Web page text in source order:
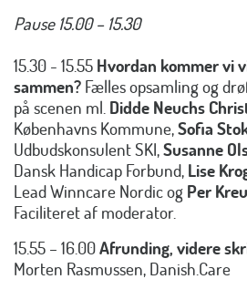
Pause 15.00 – 15.30
15.30 - 15.55 Hvordan kommer vi
sammen? Fælles opsamling og
på scenen ml. Didde Neuchs
Københavns Kommune,Sofia
Udbudskonsulent SKI,Susanne
Dansk Handicap Forbund, Lise
Lead Winncare Nordic og Per
Faciliteret af moderator.
15.55 – 16.00Afrunding, videre
Morten Rasmussen, Danish.Care